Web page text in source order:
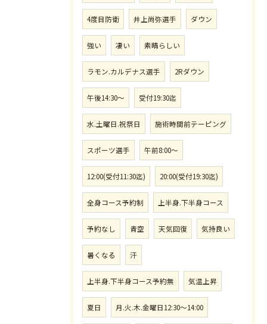
4度目防衛 井上尚弥選手 ダウン
強い 凄い 素晴らしい
ラモン.カルデナス選手 2Rダウン
午後14:30〜 受付19:30迄
水.土曜日.祝祭日 施術時間前テーピング
スポーツ選手 午前8:00〜
12:00(受付11:30迄) 20:00(受付19:30迄)
全身コース予約制 上半身.下半身コース
予約なし 青空 天気回復 気持良い
暑くなる 汗
上半身.下半身コース予約無 気温上昇
夏日 月.火.木.金曜日12:30〜14:00